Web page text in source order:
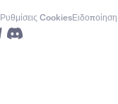
Ρυθμίσεις Cookies